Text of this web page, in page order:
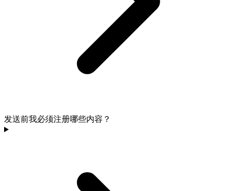
发送前我必须注册哪些内容？